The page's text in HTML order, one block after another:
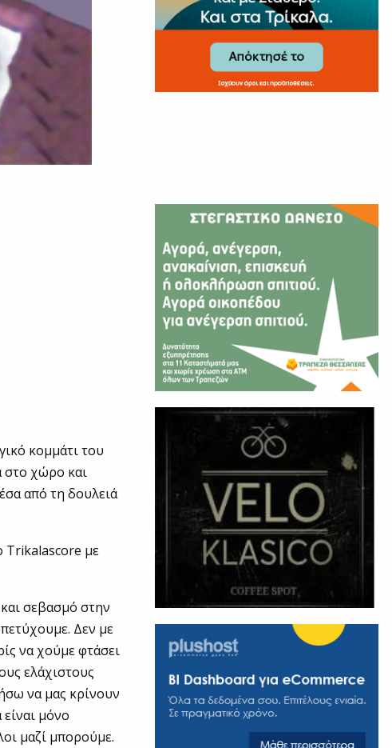
κομμάτι του
στο χώρο και
από τη δουλειά
Trikalascοre με
σεβασμό στην
Δεν με
να χούμε φτάσει
ελάχιστους
να μας κρίνουν
μόνο
μαζί μπορούμε.